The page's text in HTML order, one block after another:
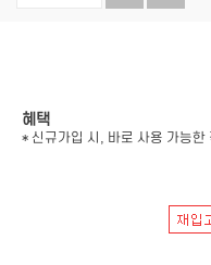
혜택
* 신규가입 시, 바로 사용 가능한